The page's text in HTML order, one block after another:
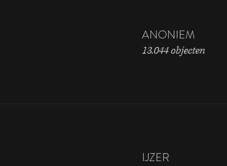
ANONIEM
13.044 objecten
IJZER